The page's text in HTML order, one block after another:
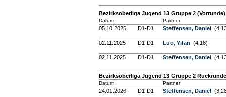
Bezirksoberliga Jugend 13 Gruppe 2 (Vorrunde)
Datum Partner
05.10.2025 D1-D1 Steffensen, Daniel
02.11.2025 D1-D1 Luo, Yifan (4.18)
02.11.2025 D1-D1 Steffensen, Daniel
Bezirksoberliga Jugend 13 Gruppe 2
Datum Partner
24.01.2026 D1-D1 Steffensen, Daniel